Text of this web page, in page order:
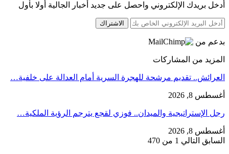
أدخل بريدك الإلكتروني واحصل على جديد أخبار الجالية أولا بأول
الاشتراك
بدعم من
المزيد من المشاركات
العرائش.. تقديم مرشحة للهجرة السرية أمام العدالة على خلفية…
أغسطس 8, 2026
رجل الإستراتيجية والميدان.. فوزي لقجع يترجم الرؤية الملكية…
أغسطس 8, 2026
السابق التالي 1 من 470